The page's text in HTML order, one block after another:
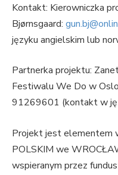
Kontakt: Kierowniczka
Bjørnsgaard:
języku angielskim lub
Partnerka projektu:
Festiwalu We Do w
91269601 (kontakt w
Projekt jest elementem
POLSKIM we
wspieranym przez